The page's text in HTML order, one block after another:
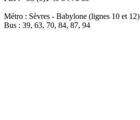
Métro : Sèvres - Babylone (lignes 10 et 12)
Bus : 39, 63, 70, 84, 87, 94